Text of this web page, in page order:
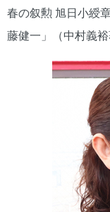
春の叙勲 旭日小綬
藤健一」（中村義